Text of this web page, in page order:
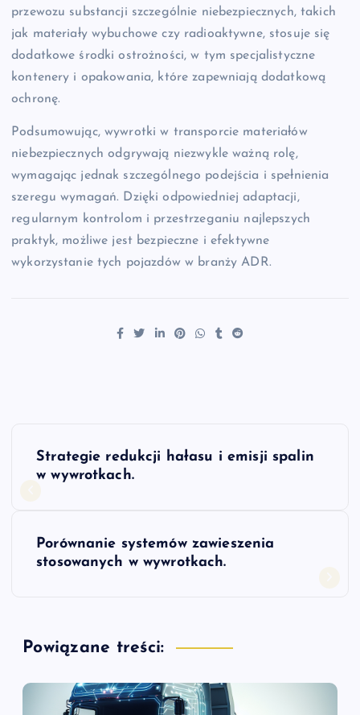
przewozu substancji szczególnie niebezpiecznych, takich
jak materiały wybuchowe czy radioaktywne, stosuje się
dodatkowe środki ostrożności, w tym specjalistyczne
kontenery i opakowania, które zapewniają dodatkową
ochronę.
Podsumowując, wywrotki w transporcie materiałów
niebezpiecznych odgrywają niezwykle ważną rolę,
wymagając jednak szczególnego podejścia i spełnienia
szeregu wymagań. Dzięki odpowiedniej adaptacji,
regularnym kontrolom i przestrzeganiu najlepszych
praktyk, możliwe jest bezpieczne i efektywne
wykorzystanie tych pojazdów w branży ADR.
N
a
c
Strategie redukcji hałasu i emisji spalin
w wywrotkach.
Porównanie systemów zawieszenia
stosowanych w wywrotkach.
Powiązane treści: